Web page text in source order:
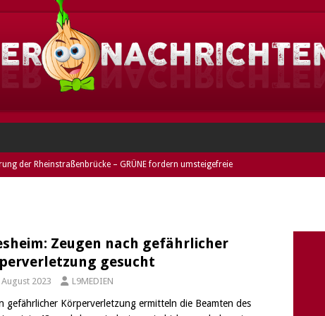
der Rheinstraßenbrücke – GRÜNE fordern umsteigefreie
Dieses Jahr im Norden Griesheims!
Duo festgenommen und entwendetes Rad entdeckt (Fotos) –
DARMSTADT
stellt keine Rechnung – GRÜNE kritisieren verkürzte
Freibads GRIESHEIM
Zeugen nach gefährlicher
gesucht
August 2023 L9MEDIEN
gefährlicher Körperverletzung ermitteln die Beamten des